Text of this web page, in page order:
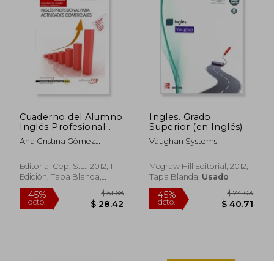
dcto.
Cuaderno del Alumno
Inglés Profesional
Para Actividades
Comerciales
Transversal).
Certificados de
Certificado
Profesionalidad)
Ana Cristina Gómez
Editorial Cep, S.L., 2012, 1
Edición, Tapa Blanda,
Usado
Ingles. Grado
Superior (en Inglés)
Vaughan Systems
Mcgraw Hill Editorial, 2012,
Tapa Blanda, Usado